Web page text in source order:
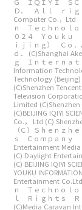
Ｄ． Ａｌｌ ｒｉｇ
Computer Co.，Ltd
ｎ Ｔｅｃｈｎｏｌ
０２４ Ｙｏｕｋｕ
ｉｊｉｎｇ） Ｃｏ
ｄ． (C)Shanghai
ｇ Ｉｎｔｅｒｎａ
Information
Technology
(C)Shenzhen
Television
Limited
(C)BEIJING IQIYI
Co.， Ltd (C)
（Ｃ）Ｓｈｅｎｚ
ｓ Ｃｏｍｐａｎｙ
Entertainment Media
(C) Daylight
(C) BEIJING IQIYI
YOUKU
Entertainment
ｎ Ｔｅｃｈｎｏｌ
ｌ Ｒｉｇｈｔｓ Ｒ
(C)Media Caravan